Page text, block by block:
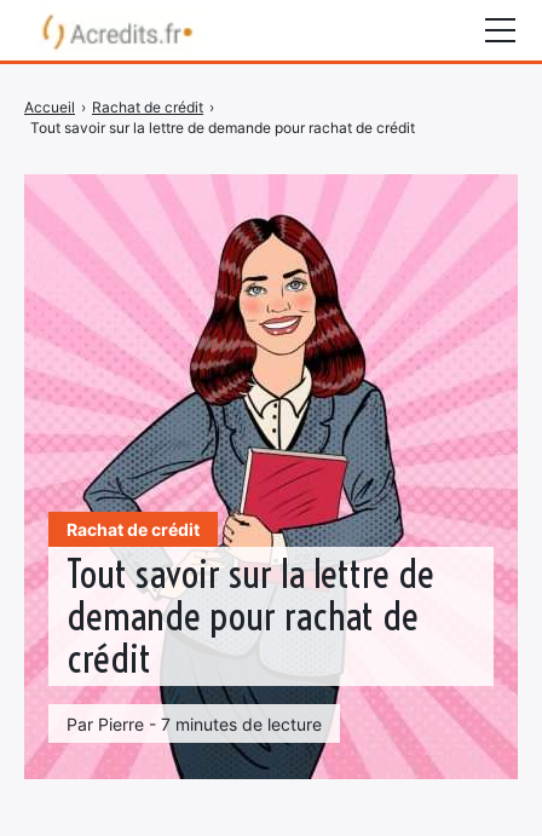
Rachat de crédit
Tout savoir sur la lettre de
demande pour rachat de
crédit
Par Pierre - 7 minutes de lecture
Accueil › Rachat de crédit ›
Tout savoir sur la lettre de demande pour rachat de crédit
Surendettement
Crédit express
Crédit immobilier
Organismes bancaires
COMPARATEUR CRÉDIT